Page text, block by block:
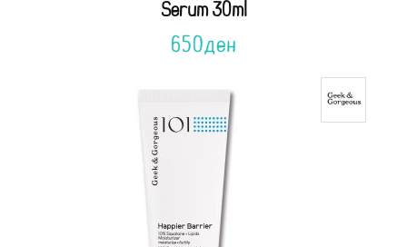
Serum 30ml
650ден